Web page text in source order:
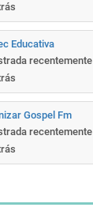
Educativa
recentemente
Gospel Fm
recentemente